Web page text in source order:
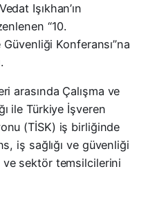
Işıkhan’ın
“10.
Güvenliği Konferansı”na
arasında Çalışma ve
ile Türkiye İşveren
(TİSK) iş birliğinde
iş sağlığı ve güvenliği
ve sektör temsilcilerini